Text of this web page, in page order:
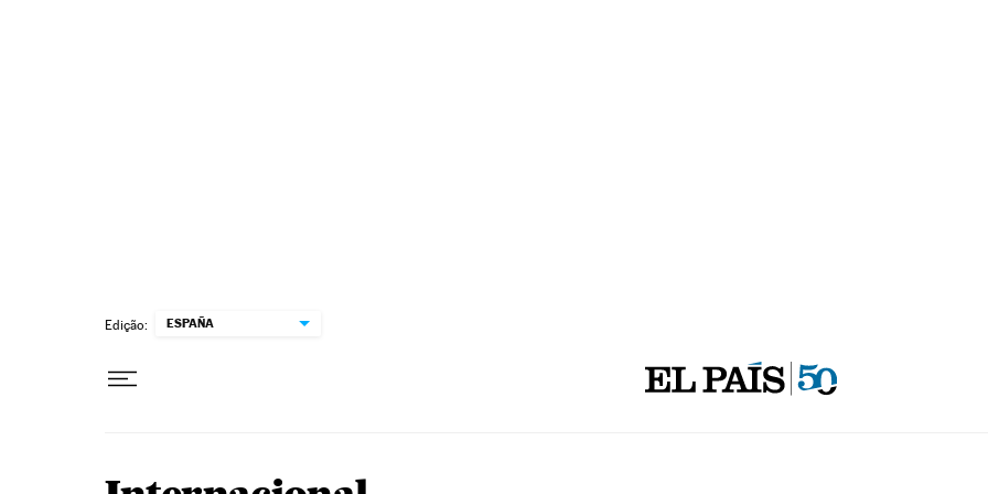
Edição: ESPAÑA